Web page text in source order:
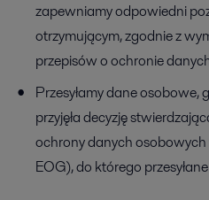
zapewniamy odpowiedni
otrzymującym, zgodnie z
przepisów o ochronie
Przesyłamy dane osobowe,
przyjęła decyzję
ochrony danych
EOG), do którego